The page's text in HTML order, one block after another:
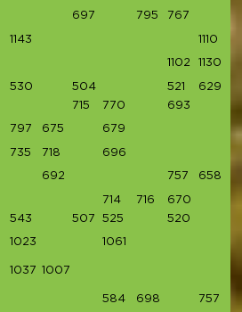
697 795 767
1143 1110
1102 1130
530 504 521 629
715 770 693
797 675 679
735 718 696
692 757 658
714 716 670
543 507 525 520
1023 1061
1037 1007
584 698 757